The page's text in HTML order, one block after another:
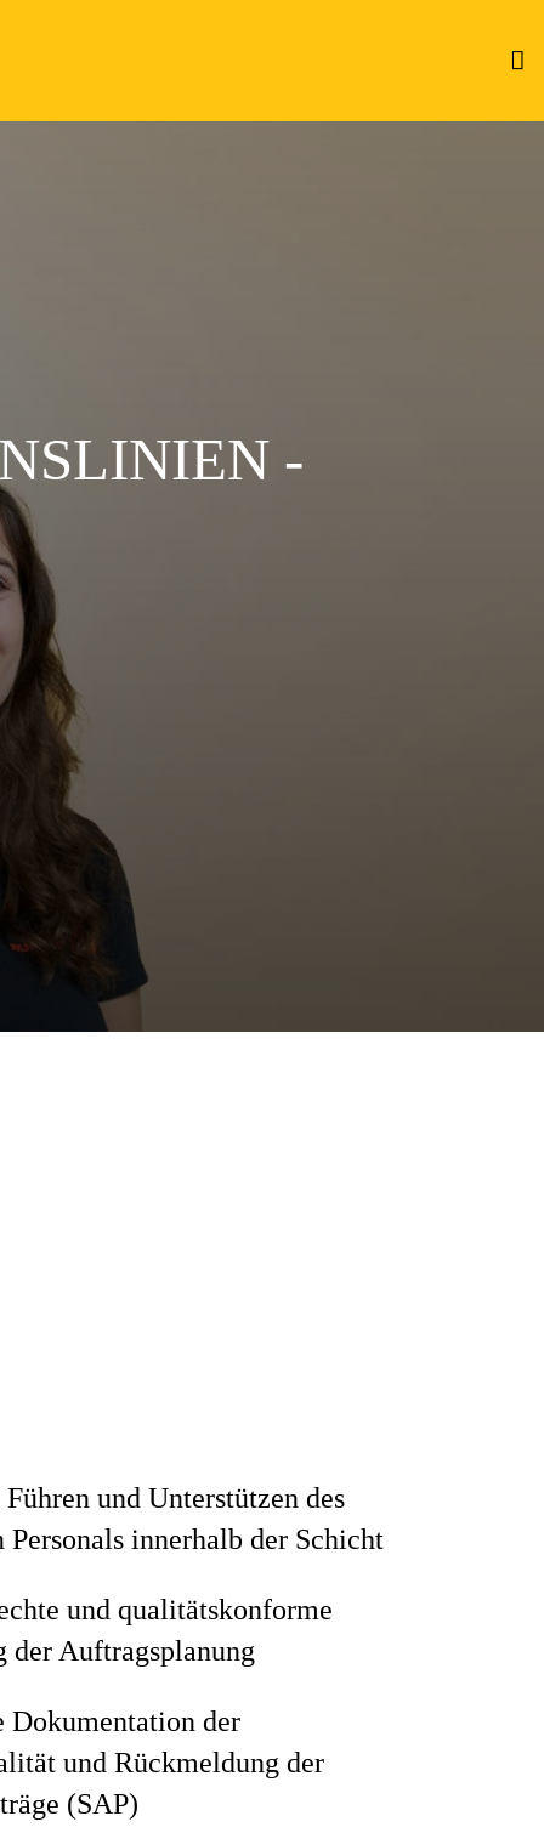
-
und Unterstützen des
Personals innerhalb der Schicht
und qualitätskonforme
der Auftragsplanung
Dokumentation der
und Rückmeldung der
(SAP)